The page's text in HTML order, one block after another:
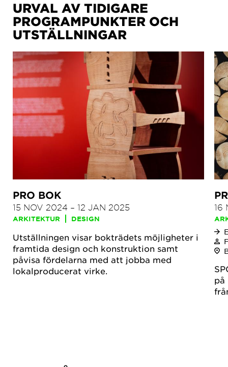
URVAL AV TIDIGARE
PROGRAMPUNKTER OCH
UTSTÄLLNINGAR
PRO BOK
15 NOV 2024 – 12 JAN 2025
ARKITEKTUR DESIGN
Utställningen visar bokträdets möjligheter i
framtida design och konstruktion samt
påvisa fördelarna med att jobba med
lokalproducerat virke.
16
på